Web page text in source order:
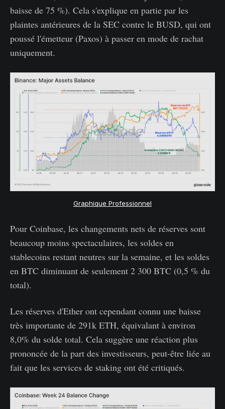
baisse de 75 %). Cela s'explique en partie par les
plaintes antérieures de la SEC contre le BUSD, qui ont
poussé l'émetteur (Paxos) à passer en mode de rachat
uniquement.
Graphique Professionnel
Pour Coinbase, les changements nets de réserves sont
beaucoup moins spectaculaires, les soldes en
stablecoins restant neutres sur la semaine, et les soldes
en BTC diminuant de seulement 2 300 BTC (0,5 % du
total).
Les réserves d'Ether ont cependant connu une baisse
très importante de 291k ETH, équivalant à environ
8,0% du solde total. Cela suggère une réaction plus
prononcée de la part des investisseurs, peut-être liée au
fait que les services de staking ont été critiqués.